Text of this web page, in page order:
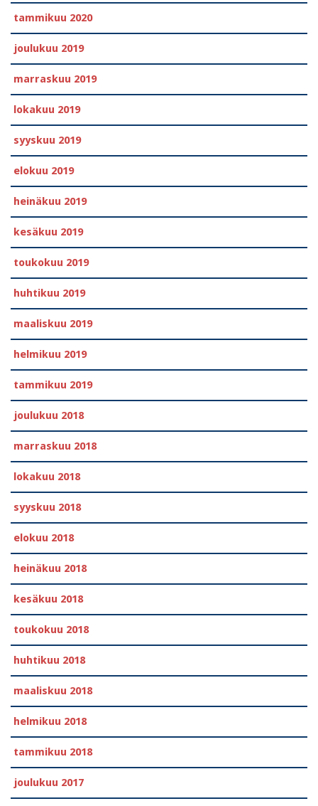
tammikuu 2020
joulukuu 2019
marraskuu 2019
lokakuu 2019
syyskuu 2019
elokuu 2019
heinäkuu 2019
kesäkuu 2019
toukokuu 2019
huhtikuu 2019
maaliskuu 2019
helmikuu 2019
tammikuu 2019
joulukuu 2018
marraskuu 2018
lokakuu 2018
syyskuu 2018
elokuu 2018
heinäkuu 2018
kesäkuu 2018
toukokuu 2018
huhtikuu 2018
maaliskuu 2018
helmikuu 2018
tammikuu 2018
joulukuu 2017